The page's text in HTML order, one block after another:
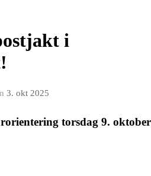
i
3. okt 2025
torsdag 9. oktober